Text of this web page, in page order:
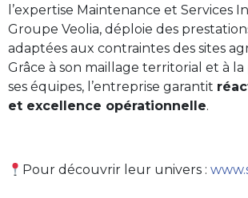
l’expertise Maintenance et Services
Groupe Veolia, déploie des
adaptées aux contraintes des sites
Grâce à son maillage territorial et à
ses équipes, l’entreprise garantit
et excellence opérationnelle.
Pour découvrir leur univers :